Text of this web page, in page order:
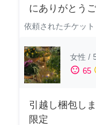
にありがとう
依頼されたチケット
女性 /
sentiment_satisfied 65
引越し梱包し
限定